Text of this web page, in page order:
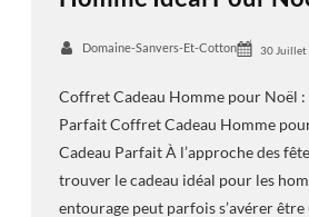
Domaine-Sanvers-Et-Cotton 30 Juillet
Coffret Cadeau Homme pour Noël :
Parfait Coffret Cadeau Homme
Cadeau Parfait À l’approche des
trouver le cadeau idéal pour les
entourage peut parfois s’avérer